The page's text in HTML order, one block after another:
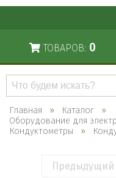
ТОВАРОВ: 0
Поиск
каталогу
Главная
Каталог
Оборудование для
Кондуктометры
Предыдущий